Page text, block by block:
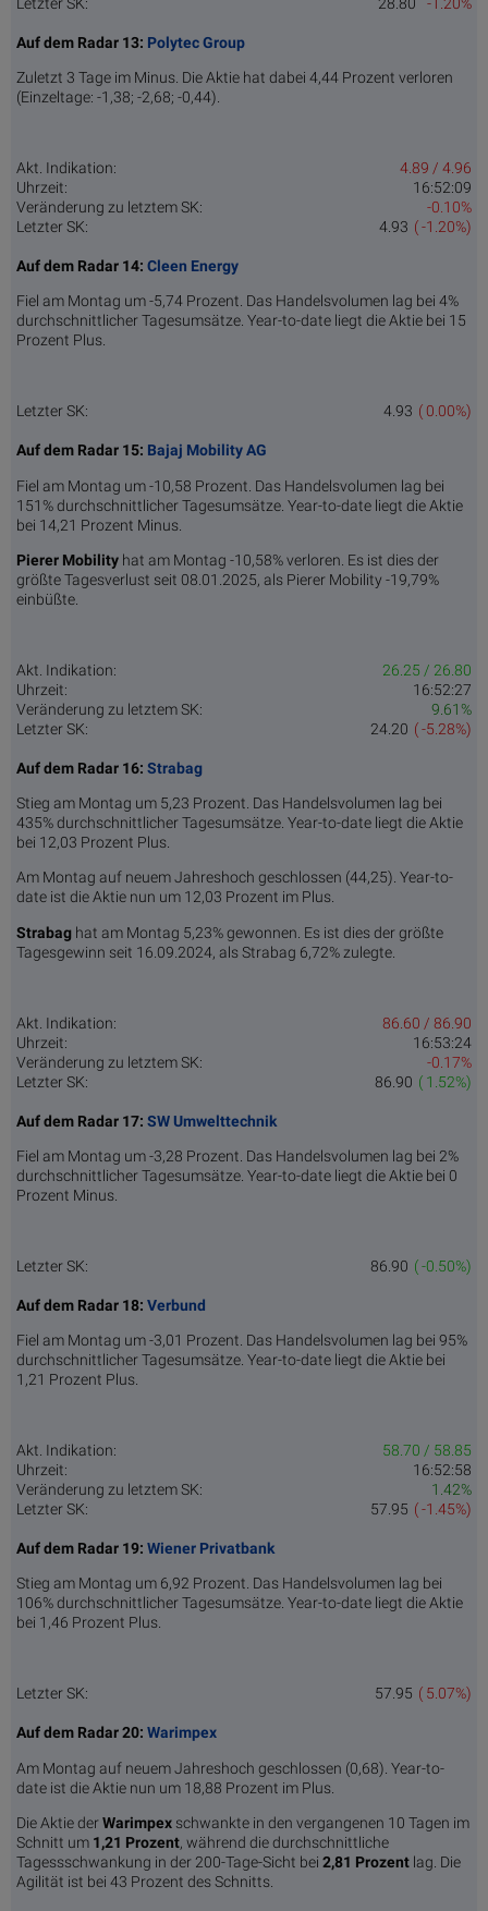
Auf dem Radar 13: Polytec Group
Zuletzt 3 Tage im Minus. Die Aktie hat dabei 4,44 Prozent verloren
(Einzeltage: -1,38; -2,68; -0,44).
Akt. Indikation:
4.89 / 4.96
Uhrzeit:
16:52:09
Veränderung zu letztem SK:
-0.10%
Letzter SK:
( -1.20%)
4.93
Auf dem Radar 14: Cleen Energy
Fiel am Montag um -5,74 Prozent. Das Handelsvolumen lag bei 4%
durchschnittlicher Tagesumsätze. Year-to-date liegt die Aktie bei 15
Prozent Plus.
Letzter SK: ( 0.00%)
4.93
Auf dem Radar 15: Bajaj Mobility AG
Fiel am Montag um -10,58 Prozent. Das Handelsvolumen lag bei
151% durchschnittlicher Tagesumsätze. Year-to-date liegt die Aktie
bei 14,21 Prozent Minus.
Pierer Mobility hat am Montag -10,58% verloren. Es ist dies der
größte Tagesverlust seit 08.01.2025, als Pierer Mobility -19,79%
einbüßte.
Akt. Indikation:
26.25 / 26.80
Uhrzeit:
16:52:27
Veränderung zu letztem SK:
9.61%
Letzter SK:
( -5.28%)
24.20
Auf dem Radar 16: Strabag
Stieg am Montag um 5,23 Prozent. Das Handelsvolumen lag bei
435% durchschnittlicher Tagesumsätze. Year-to-date liegt die Aktie
bei 12,03 Prozent Plus.
Am Montag auf neuem Jahreshoch geschlossen (44,25). Year-to-
date ist die Aktie nun um 12,03 Prozent im Plus.
Strabag hat am Montag 5,23% gewonnen. Es ist dies der größte
Tagesgewinn seit 16.09.2024, als Strabag 6,72% zulegte.
Akt. Indikation:
86.60 / 86.90
Uhrzeit:
16:53:24
Veränderung zu letztem SK:
-0.17%
Letzter SK:
( 1.52%)
86.90
Auf dem Radar 17: SW Umwelttechnik
Fiel am Montag um -3,28 Prozent. Das Handelsvolumen lag bei 2%
durchschnittlicher Tagesumsätze. Year-to-date liegt die Aktie bei 0
Prozent Minus.
Letzter SK: ( -0.50%)
86.90
Auf dem Radar 18: Verbund
Fiel am Montag um -3,01 Prozent. Das Handelsvolumen lag bei 95%
durchschnittlicher Tagesumsätze. Year-to-date liegt die Aktie bei
1,21 Prozent Plus.
Akt. Indikation:
58.70 / 58.85
Uhrzeit:
16:52:58
Veränderung zu letztem SK:
1.42%
Letzter SK:
( -1.45%)
57.95
Auf dem Radar 19: Wiener Privatbank
Stieg am Montag um 6,92 Prozent. Das Handelsvolumen lag bei
106% durchschnittlicher Tagesumsätze. Year-to-date liegt die Aktie
bei 1,46 Prozent Plus.
Letzter SK: ( 5.07%)
57.95
Auf dem Radar 20: Warimpex
Am Montag auf neuem Jahreshoch geschlossen (0,68). Year-to-
date ist die Aktie nun um 18,88 Prozent im Plus.
Die Aktie derWarimpex schwankte in den vergangenen 10 Tagen im
Schnitt um 1,21 Pro­zent, während die durchschnittliche
Tagessschwankung in der 200-Tage-Sicht bei 2,81 Prozent lag. Die
Agilität ist bei 43 Prozent des Schnitts.